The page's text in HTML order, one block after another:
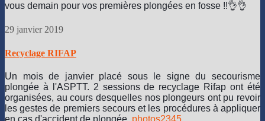
vous demain pour vos premières plongées en fosse !!👌👌
29 janvier 2019
Recyclage RIFAP
Un mois de janvier placé sous le signe du secourisme
plongée à l'ASPTT. 2 sessions de recyclage Rifap ont été
organisées, au cours desquelles nos plongeurs ont pu revoir
les gestes de premiers secours et les procédures à appliquer
en cas d'accident de plongée. photos2345